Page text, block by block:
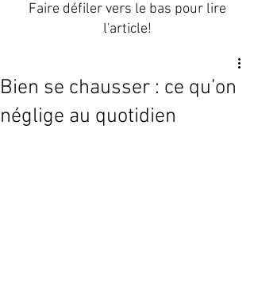
Faire défiler vers le bas pour lire
l'article!
Bien se chausser : ce qu’on
néglige au quotidien